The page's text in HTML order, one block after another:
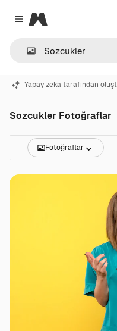
Close menu
Magnific
Yapay zeka tarafından
Sozcukler Fotoğraflar
Fotoğraflar